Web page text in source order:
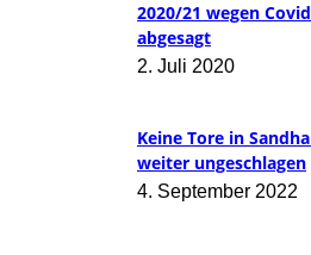
2020/21 wegen
abgesagt
2. Juli 2020
Keine Tore in
weiter ungeschlagen
4. September 2022